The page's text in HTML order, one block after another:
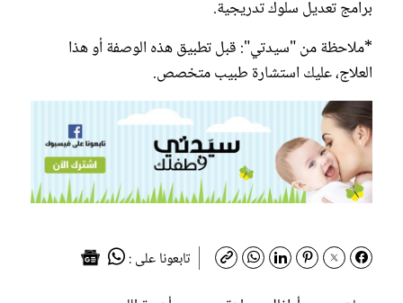
برامج تعديل سلوك تدريجية.
*ملاحظة من "سيدتي": قبل تطبيق هذه الوصفة أو هذا
العلاج، عليك استشارة طبيب متخصص.
تابعونا على :